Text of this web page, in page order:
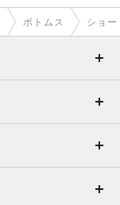
ボトムス ショ